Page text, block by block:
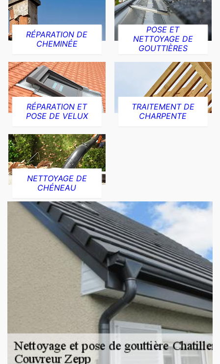
RÉPARATION DE
CHEMINÉE
POSE ET
NETTOYAGE DE
GOUTTIÈRES
RÉPARATION ET
POSE DE VELUX
TRAITEMENT DE
CHARPENTE
NETTOYAGE DE
CHÉNEAU